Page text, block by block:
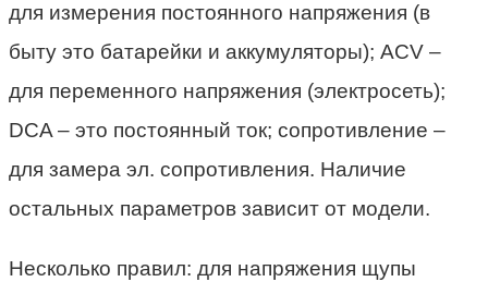
для измерения постоянного напряжения (в
быту это батарейки и аккумуляторы); ACV –
для переменного напряжения (электросеть);
DCA – это постоянный ток; сопротивление –
для замера эл. сопротивления. Наличие
остальных параметров зависит от модели.
Несколько правил: для напряжения щупы